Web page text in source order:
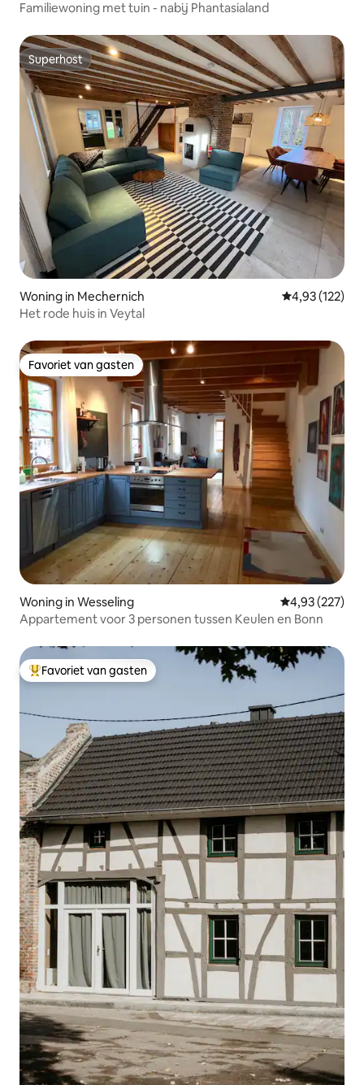
Familiewoning met tuin - nabij Phantasialand
Superhost
Superhost
Woning in Mechernich Gemiddelde
4,93 (122)
Het rode huis in Veytal
Favoriet van gasten
Favoriet van gasten
Woning in Wesseling Gemiddelde
4,93 (227)
Appartement voor 3 personen tussen Keulen en Bonn
Topfavoriet van gasten
Favoriet van gasten